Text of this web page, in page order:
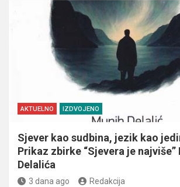
AKTUELNO IZDVOJENO
Sjever kao sudbina, jezik kao
Prikaz zbirke “Sjevera je najviše”
Delalića
3 dana ago Redakcija